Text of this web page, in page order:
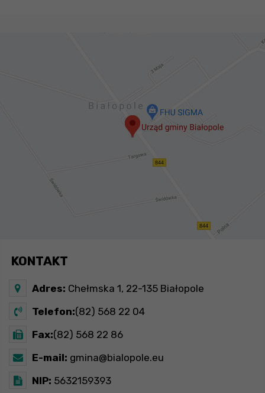
KONTAKT
Adres: Chełmska 1, 22-135 Białopole
Telefon:(82) 568 22 04
Fax:(82) 568 22 86
E-mail: gmina@bialopole.eu
NIP: 5632159393